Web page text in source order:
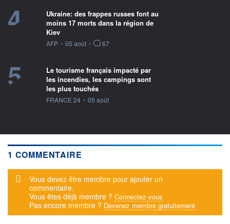
4
Ukraine: des frappes russes font au
moins 17 morts dans la région de
Kiev
information fournie par
AFP • 05 août • 67
5
Le tourisme français impacté par
les incendies, les campings sont
les plus touchés
information fournie par
FRANCE 24 • 05 août
1 COMMENTAIRE
Message d'alerte
Vous devez être membre pour ajouter un
commentaire.
Vous êtes déjà membre ? Connectez-vous
Pas encore membre ? Devenez membre gratuitement